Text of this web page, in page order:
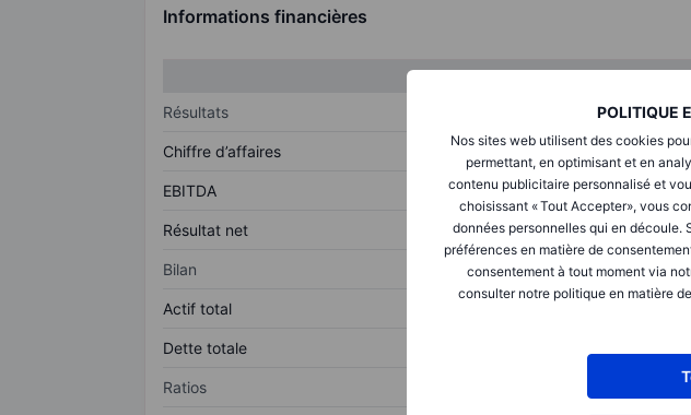
POLITIQUE
Nos sites web utilisent des cookies
permettant, en optimisant et en
contenu publicitaire personnalisé et
choisissant « Tout Accepter», vous
données personnelles qui en découle.
préférences en matière de
consentement à tout moment via
consulter notre politique en matière de
Informations financières
Résultats
Chiffre d’affaires
EBITDA
Résultat net
Bilan
Actif total
Dette totale
Ratios